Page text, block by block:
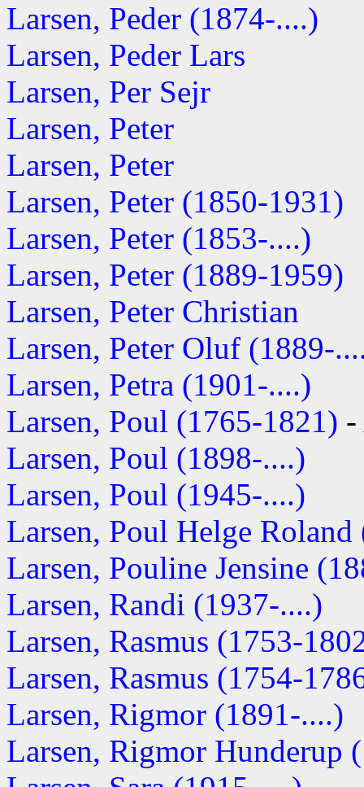
Larsen, Peder (1874-....)
Larsen, Peder Lars
Larsen, Per Sejr
Larsen, Peter
Larsen, Peter
Larsen, Peter (1850-1931)
Larsen, Peter (1853-....)
Larsen, Peter (1889-1959)
Larsen, Peter Christian
Larsen, Peter Oluf (1889-
Larsen, Petra (1901-....)
Larsen, Poul (1765-1821) -
Larsen, Poul (1898-....)
Larsen, Poul (1945-....)
Larsen, Poul Helge
Larsen, Pouline Jensine
Larsen, Randi (1937-....)
Larsen, Rasmus (1753-
Larsen, Rasmus (1754-
Larsen, Rigmor (1891-....)
Larsen, Rigmor Hunderup